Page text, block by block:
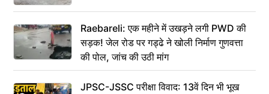
Raebareli: एक महीने में उखड़ने लगी PWD की
सड़क! जेल रोड पर गड्ढे ने खोली निर्माण गुणवत्ता
की पोल, जांच की उठी मांग
JPSC-JSSC परीक्षा विवाद: 13वें दिन भी भूख